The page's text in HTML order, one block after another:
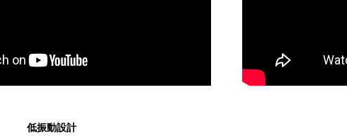
低振動設計